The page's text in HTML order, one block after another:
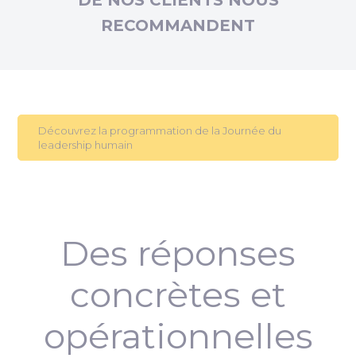
RECOMMANDENT
Découvrez la programmation de la Journée du
leadership humain
Des réponses
concrètes et
opérationnelles